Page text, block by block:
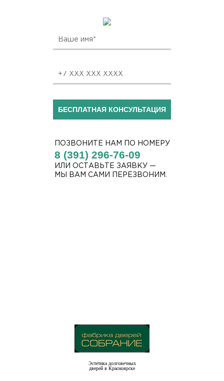
БЕСПЛАТНАЯ КОНСУЛЬТАЦИЯ
ПОЗВОНИТЕ НАМ ПО НОМЕРУ
8 (391) 296-76-09
ИЛИ ОСТАВЬТЕ ЗАЯВКУ —
МЫ ВАМ САМИ ПЕРЕЗВОНИМ.
Эстетика долговечных
дверей в Красноярске